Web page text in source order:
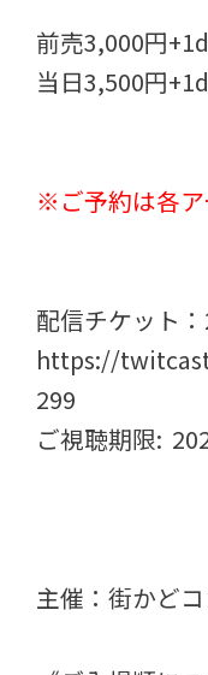
前売3,000円
当日3,500円
※ご予約は各ア
配信チケット
https://
299
ご視聴期限:
主催：街かど